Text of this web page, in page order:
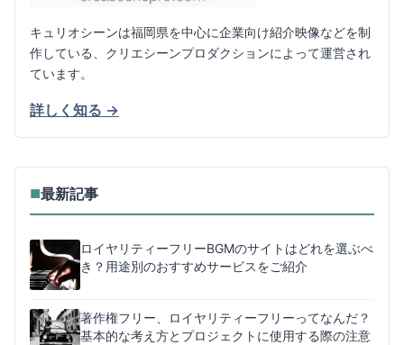
キュリオシーンは福岡県を中心に企業向け紹介映像などを制
作している、クリエシーンプロダクションによって運営され
ています。
詳しく知る →
■最新記事
ロイヤリティーフリーBGMのサイトはどれを選ぶべ
き？用途別のおすすめサービスをご紹介
著作権フリー、ロイヤリティーフリーってなんだ？
基本的な考え方とプロジェクトに使用する際の注意